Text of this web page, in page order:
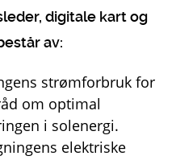
digitale kart og
av:
strømforbruk for
om optimal
i solenergi.
elektriske